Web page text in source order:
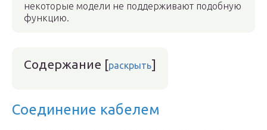
некоторые модели не поддерживают подобную
функцию.
Содержание [раскрыть]
Соединение кабелем